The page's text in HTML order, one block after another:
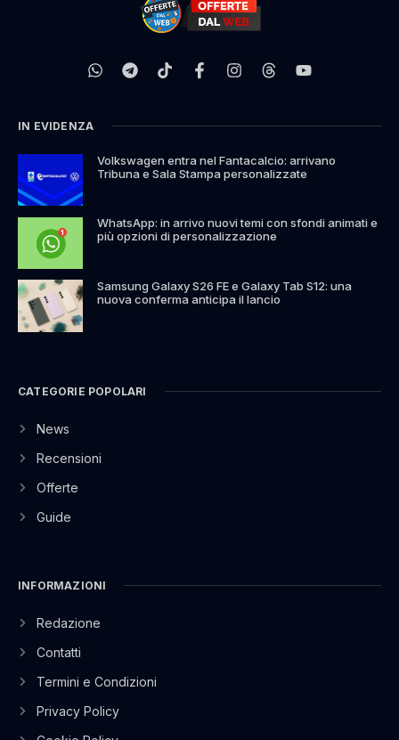
IN EVIDENZA
Volkswagen entra nel Fantacalcio: arrivano
Tribuna e Sala Stampa personalizzate
WhatsApp: in arrivo nuovi temi con sfondi animati e
più opzioni di personalizzazione
Samsung Galaxy S26 FE e Galaxy Tab S12: una
nuova conferma anticipa il lancio
CATEGORIE POPOLARI
News
Recensioni
Offerte
Guide
INFORMAZIONI
Redazione
Contatti
Termini e Condizioni
Privacy Policy